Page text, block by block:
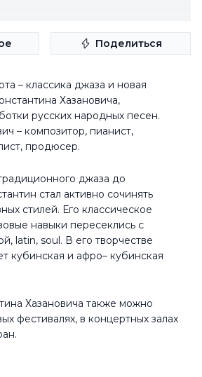
Поделиться
– классика джаза и новая
Хазановича,
русских народных песен.
– композитор, пианист,
продюсер.
джаза до
стал активно сочинять
стилей. Его классическое
навыки пересеклись с
latin, soul. В его творчестве
кубинская и афро– кубинская
Хазановича также можно
фестивалях, в концертных залах